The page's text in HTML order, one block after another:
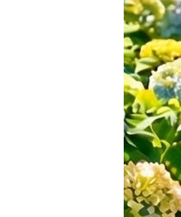
[속보]'300억
"미 전국적
[속보]경찰·
[속보]합수본